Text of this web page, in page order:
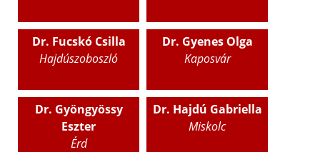
Dr. Fucskó Csilla
Hajdúszoboszló
Dr. Gyenes Olga
Kaposvár
Dr. Gyöngyössy
Eszter
Érd
Dr. Hajdú Gabriella
Miskolc